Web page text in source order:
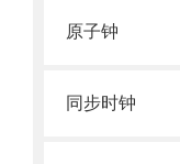
原子钟
同步时钟